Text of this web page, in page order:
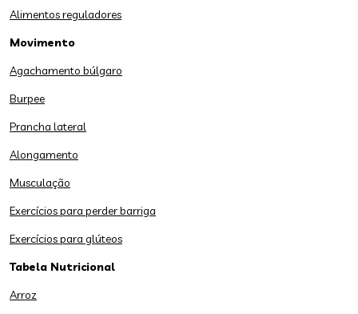
Alimentos reguladores
Movimento
Agachamento búlgaro
Burpee
Prancha lateral
Alongamento
Musculação
Exercícios para perder barriga
Exercícios para glúteos
Tabela Nutricional
Arroz